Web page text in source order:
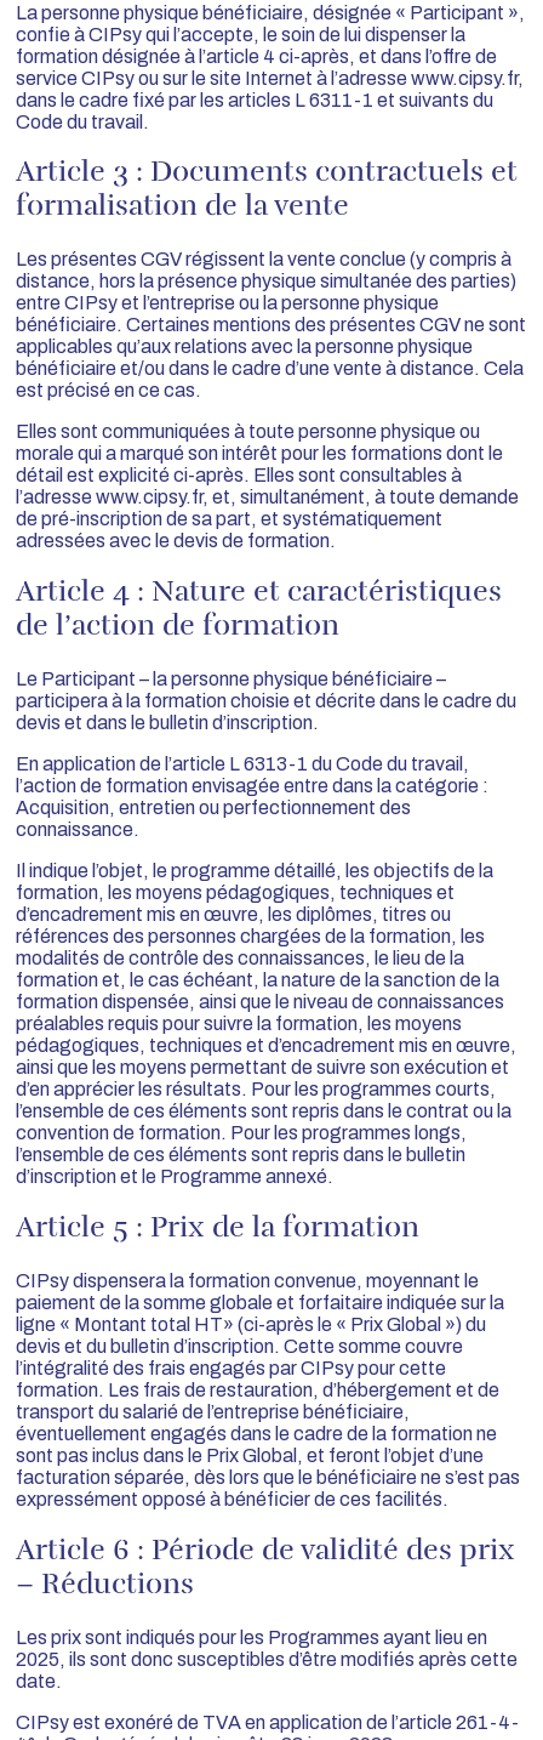
La personne physique bénéficiaire, désignée « Participant »,
confie à CIPsy qui l’accepte, le soin de lui dispenser la
formation désignée à l’article 4 ci-après, et dans l’offre de
service CIPsy ou sur le site Internet à l’adresse www.cipsy.fr,
dans le cadre fixé par les articles L 6311-1 et suivants du
Code du travail.
Article 3 : Documents contractuels et
formalisation de la vente
Les présentes CGV régissent la vente conclue (y compris à
distance, hors la présence physique simultanée des parties)
entre CIPsy et l’entreprise ou la personne physique
bénéficiaire. Certaines mentions des présentes CGV ne sont
applicables qu’aux relations avec la personne physique
bénéficiaire et/ou dans le cadre d’une vente à distance. Cela
est précisé en ce cas.
Elles sont communiquées à toute personne physique ou
morale qui a marqué son intérêt pour les formations dont le
détail est explicité ci-après. Elles sont consultables à
l’adressewww.cipsy.fr, et, simultanément, à toute demande
de pré-inscription de sa part, et systématiquement
adressées avec le devis de formation.
Article 4 : Nature et caractéristiques
de l’action de formation
Le Participant – la personne physique bénéficiaire –
participera à la formation choisie et décrite dans le cadre du
devis et dans le bulletin d’inscription.
En application de l’article L 6313-1 du Code du travail,
l’action de formation envisagée entre dans la catégorie :
Acquisition, entretien ou perfectionnement des
connaissance.
Il indique l’objet, le programme détaillé, les objectifs de la
formation, les moyens pédagogiques, techniques et
d’encadrement mis en œuvre, les diplômes, titres ou
références des personnes chargées de la formation, les
modalités de contrôle des connaissances, le lieu de la
formation et, le cas échéant, la nature de la sanction de la
formation dispensée, ainsi que le niveau de connaissances
préalables requis pour suivre la formation, les moyens
pédagogiques, techniques et d’encadrement mis en œuvre,
ainsi que les moyens permettant de suivre son exécution et
d’en apprécier les résultats. Pour les programmes courts,
l’ensemble de ces éléments sont repris dans le contrat ou la
convention de formation. Pour les programmes longs,
l’ensemble de ces éléments sont repris dans le bulletin
d’inscription et le Programme annexé.
Article 5 : Prix de la formation
CIPsy dispensera la formation convenue, moyennant le
paiement de la somme globale et forfaitaire indiquée sur la
ligne « Montant total HT» (ci-après le « Prix Global ») du
devis et du bulletin d’inscription. Cette somme couvre
l’intégralité des frais engagés par CIPsy pour cette
formation. Les frais de restauration, d’hébergement et de
transport du salarié de l’entreprise bénéficiaire,
éventuellement engagés dans le cadre de la formation ne
sont pas inclus dans le Prix Global, et feront l’objet d’une
facturation séparée, dès lors que le bénéficiaire ne s’est pas
expressément opposé à bénéficier de ces facilités.
Article 6 : Période de validité des prix
– Réductions
Les prix sont indiqués pour les Programmes ayant lieu en
2025, ils sont donc susceptibles d’être modifiés après cette
date.
CIPsy est exonéré de TVA en application de l’article 261-4-